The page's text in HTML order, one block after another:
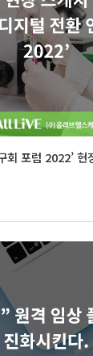
회 포럼 2022’ 현